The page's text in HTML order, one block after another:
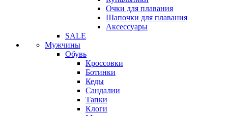
Очки для плавания
Шапочки для плавания
Аксессуары
SALE
Мужчины
Обувь
Кроссовки
Ботинки
Кеды
Сандалии
Тапки
Клоги